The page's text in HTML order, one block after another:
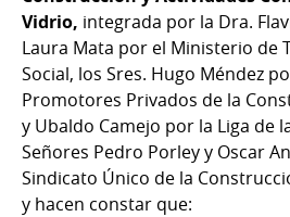
Vidrio, integrada por la Dra.
Laura Mata por el Ministerio de
Social, los Sres. Hugo Méndez
Promotores Privados de la
y Ubaldo Camejo por la Liga de
Señores Pedro Porley y Oscar
Sindicato Único de la
y hacen constar que: